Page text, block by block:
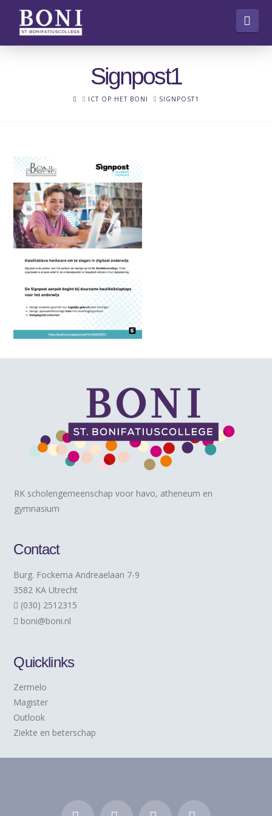
Signpost1
HOMEICT OP HET BONI SIGNPOST1
RK scholengemeenschap voor havo, atheneum en
gymnasium
Contact
Burg. Fockema Andreaelaan 7-9
3582 KA Utrecht
(030) 2512315
boni@boni.nl
Quicklinks
Zermelo
Magister
Outlook
Ziekte en beterschap